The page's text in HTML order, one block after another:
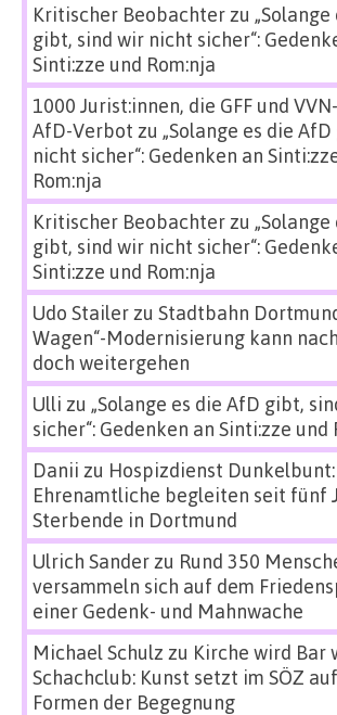
Kritischer Beobachterzu
gibt, sind wir nicht sicher“:
Sinti:zze und Rom:nja
1000 Jurist:innen, die GFF und
AfD-Verbot zu „Solange es die
nicht sicher“: Gedenken an
Rom:nja
Kritischer Beobachterzu
gibt, sind wir nicht sicher“:
Sinti:zze und Rom:nja
Udo Stailerzu Stadtbahn
Wagen“-Modernisierung kann
doch weitergehen
Ulli zu „Solange es die AfD gibt,
sicher“: Gedenken an Sinti:zze und
Danii zu Hospizdienst Dunkelbunt:
Ehrenamtliche begleiten seit fünf
Sterbende in Dortmund
Ulrich Sanderzu Rund 350
versammeln sich auf dem
einer Gedenk- und Mahnwache
Michael Schulz zu Kirche wird Bar
Schachclub: Kunst setzt im SÖZ
Formen der Begegnung